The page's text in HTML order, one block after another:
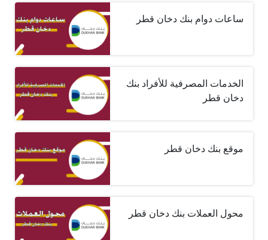
ساعات دوام بنك دخان قطر
الخدمات المصرفية للأفراد بنك
دخان قطر
موقع بنك دخان قطر
محول العملات بنك دخان قطر